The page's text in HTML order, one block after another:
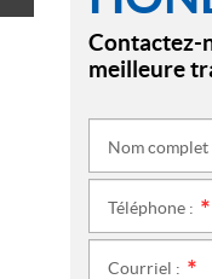
Contactez-
meilleure
Nom complet
Téléphone :
Courriel :